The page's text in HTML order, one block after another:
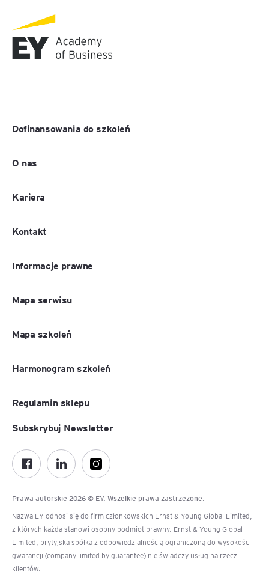
Dofinansowania do szkoleń
O nas
Kariera
Kontakt
Informacje prawne
Mapa serwisu
Mapa szkoleń
Harmonogram szkoleń
Regulamin sklepu
Prawa autorskie 2026 © EY. Wszelkie prawa zastrzeżone.
Nazwa EY odnosi się do firm członkowskich Ernst & Young Global Limited,
z których każda stanowi osobny podmiot prawny. Ernst & Young Global
Limited, brytyjska spółka z odpowiedzialnością ograniczoną do wysokości
gwarancji (company limited by guarantee) nie świadczy usług na rzecz
klientów.
Subskrybuj Newsletter